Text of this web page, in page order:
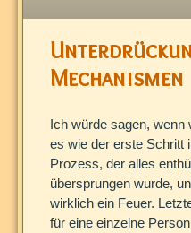
Mechanismen
Ich würde sagen, wenn
es wie der erste Schritt
Prozess, der alles
übersprungen wurde,
wirklich ein Feuer.
für eine einzelne